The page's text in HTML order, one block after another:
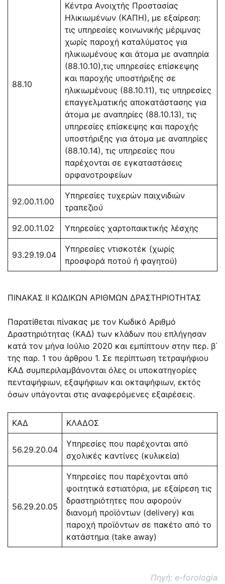
88.10
Κέντρα Ανοιχτής Προστασίας
Ηλικιωμένων (ΚΑΠΗ), με εξαίρεση:
τις υπηρεσίες κοινωνικής μέριμνας
χωρίς παροχή καταλύματος για
ηλικιωμένους και άτομα με αναπηρία
(88.10.10),τις υπηρεσίες επίσκεψης
και παροχής υποστήριξης σε
ηλικιωμένους (88.10.11), τις υπηρεσίες
επαγγελματικής αποκατάστασης για
άτομα με αναπηρίες (88.10.13), τις
υπηρεσίες επίσκεψης και παροχής
υποστήριξης για άτομα με αναπηρίες
(88.10.14), τις υπηρεσίες που
παρέχονται σε εγκαταστάσεις
ορφανοτροφείων
92.00.11.00
Υπηρεσίες τυχερών παιχνιδιών
τραπεζιού
92.00.11.02 Υπηρεσίες χαρτοπαικτικής λέσχης
93.29.19.04
Υπηρεσίες ντισκοτέκ (χωρίς
προσφορά ποτού ή φαγητού)
ΠΙΝΑΚΑΣ ΙΙ ΚΩΔΙΚΩΝ ΑΡΙΘΜΩΝ ΔΡΑΣΤΗΡΙΟΤΗΤΑΣ
Παρατίθεται πίνακας με τον Κωδικό Αριθμό
Δραστηριότητας (ΚΑΔ) των κλάδων που επλήγησαν
κατά τον μήνα Ιούλιο 2020 και εμπίπτουν στην περ. β΄
της παρ. 1 του άρθρου 1. Σε περίπτωση τετραψήφιου
ΚΑΔ συμπεριλαμβάνονται όλες οι υποκατηγορίες
πενταψήφιων, εξαψήφιων και οκταψήφιων, εκτός
όσων υπάγονται στις αναφερόμενες εξαιρέσεις.
ΚΑΔ ΚΛΑΔΟΣ
56.29.20.04
Υπηρεσίες που παρέχονται από
σχολικές καντίνες (κυλικεία)
56.29.20.05
Υπηρεσίες που παρέχονται από
φοιτητικά εστιατόρια, με εξαίρεση τις
δραστηριότητες που αφορούν
διανομή προϊόντων (delivery) και
παροχή προϊόντων σε πακέτο από το
κατάστημα (take away)
Πηγή: e-forologia